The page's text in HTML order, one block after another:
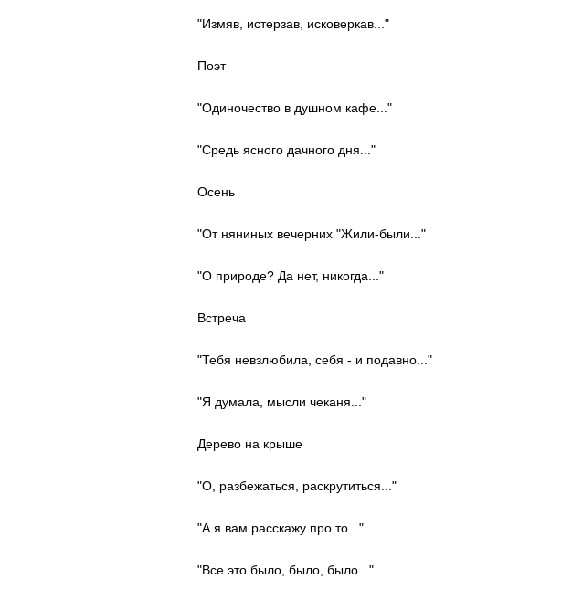
"Измяв, истерзав, исковеркав..."
Поэт
"Одиночество в душном кафе..."
"Средь ясного дачного дня..."
Осень
"От няниных вечерних "Жили-были..."
"О природе? Да нет, никогда..."
Встреча
"Тебя невзлюбила, себя - и подавно..."
"Я думала, мысли чеканя..."
Дерево на крыше
"О, разбежаться, раскрутиться..."
"А я вам расскажу про то..."
"Все это было, было, было..."